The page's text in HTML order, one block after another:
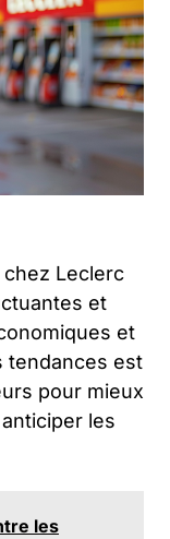
Leclerc
et
et
tendances est
pour mieux
les
les